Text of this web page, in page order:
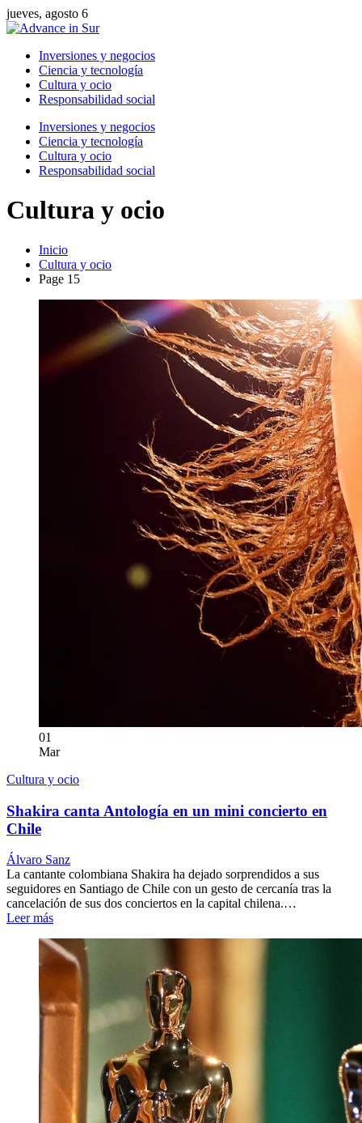
jueves, agosto 6
Inversiones y negocios
Ciencia y tecnología
Cultura y ocio
Responsabilidad social
Inversiones y negocios
Ciencia y tecnología
Cultura y ocio
Responsabilidad social
Cultura y ocio
Inicio
Cultura y ocio
Page 15
01
Mar
Cultura y ocio
Shakira canta Antología en un mini concierto en
Chile
Álvaro Sanz
La cantante colombiana Shakira ha dejado sorprendidos a sus
seguidores en Santiago de Chile con un gesto de cercanía tras la
cancelación de sus dos conciertos en la capital chilena.…
Leer más